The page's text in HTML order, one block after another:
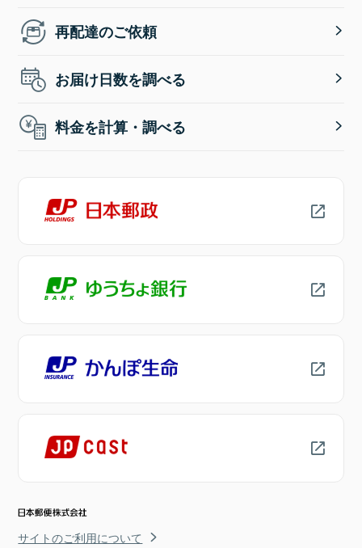
再配達のご依頼
お届け日数を調べる
料金を計算・調べる
サイトのご利用について